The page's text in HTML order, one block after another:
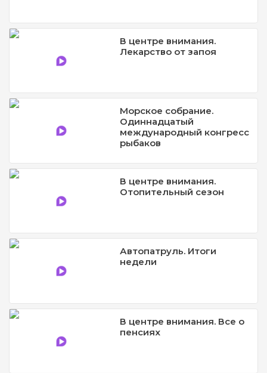
В центре внимания.
Лекарство от запоя
Морское собрание.
Одиннадцатый
международный конгресс
рыбаков
В центре внимания.
Отопительный сезон
Автопатруль. Итоги
недели
В центре внимания. Все о
пенсиях